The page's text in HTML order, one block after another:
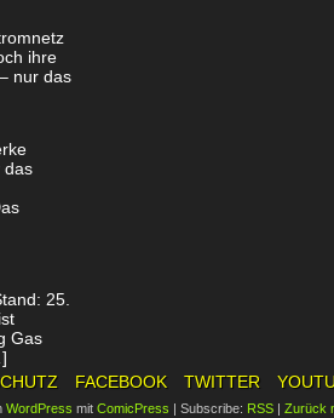
ihre
nur das
das
25.
Gas
FACEBOOK TWITTER
WordPress mit ComicPress | Subscribe: RSS | Zurück